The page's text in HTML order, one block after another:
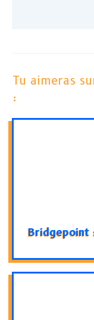
Tu aimeras
:
Bridgepoint